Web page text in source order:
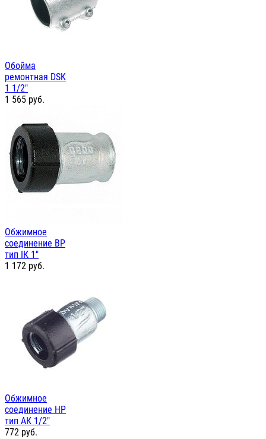
Обойма
ремонтная DSK
1 1/2"
1 565 руб.
Обжимное
соединение ВР
тип IК 1"
1 172 руб.
Обжимное
соединение НР
тип АК 1/2"
772 руб.